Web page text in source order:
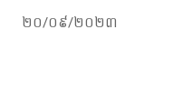
២០/០៩/២០២៣